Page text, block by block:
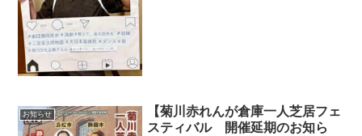
お知らせ
【菊川赤れんが倉庫一人芝居フェ
スティバル 開催延期のお知ら